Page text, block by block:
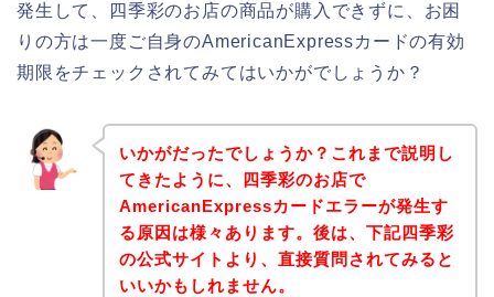
発生して、四季彩のお店の商品が購入できずに、お困
りの方は一度ご自身のAmericanExpressカードの有効
期限をチェックされてみてはいかがでしょうか？
いかがだったでしょうか？これまで説明し
てきたように、四季彩のお店で
AmericanExpressカードエラーが発生す
る原因は様々あります。後は、下記四季彩
の公式サイトより、直接質問されてみると
いいかもしれません。